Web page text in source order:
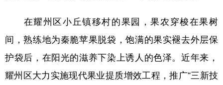
在耀州区小丘镇移村的果园，果农穿梭在果树
间，熟练地为秦脆苹果脱袋，饱满的果实褪去外层保
护袋后，在阳光的滋养下染上诱人的色泽。近年来，
耀州区大力实施现代果业提质增效工程，推广“三新技